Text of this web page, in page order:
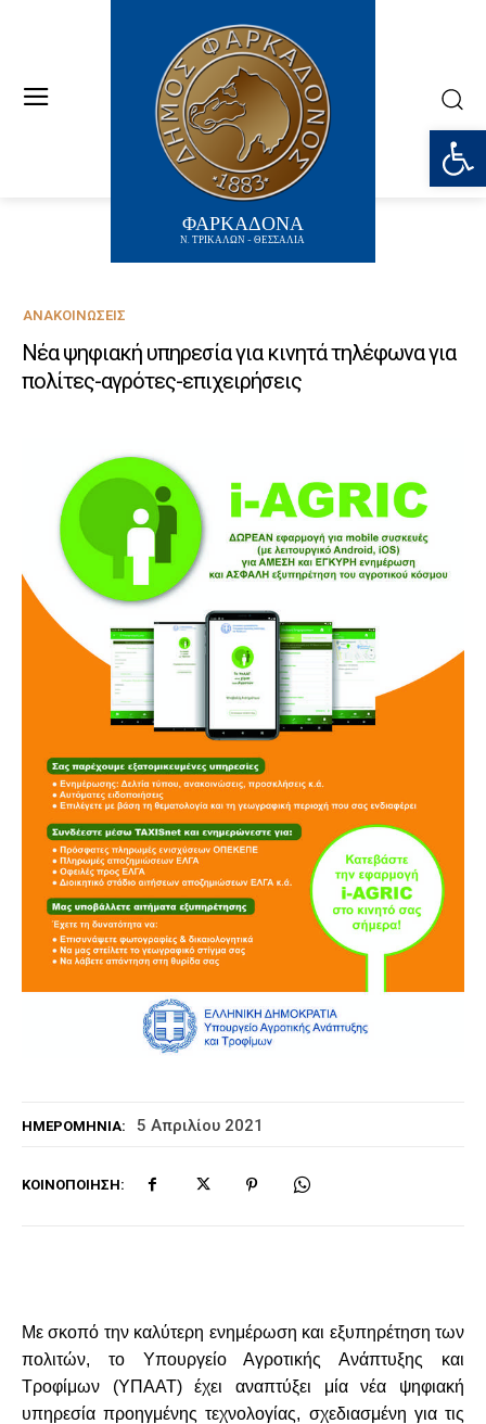
ΦΑΡΚΑΔΟΝΑ
Ν. ΤΡΙΚΑΛΩΝ - ΘΕΣΣΑΛΙΑ
ΗΜΕΡΟΜΗΝΊΑ: 5 Απριλίου 2021
ΚΟΙΝΟΠΟΊΗΣΗ:
ΑΝΑΚΟΙΝΏΣΕΙΣ
Νέα ψηφιακή υπηρεσία για κινητά τηλέφωνα για
πολίτες-αγρότες-επιχειρήσεις
Mε σκοπό την καλύτερη ενημέρωση και εξυπηρέτηση των
πολιτών, το Υπουργείο Αγροτικής Ανάπτυξης και
Τροφίμων (ΥΠΑΑΤ) έχει αναπτύξει μία νέα ψηφιακή
υπηρεσία προηγμένης τεχνολογίας, σχεδιασμένη για τις